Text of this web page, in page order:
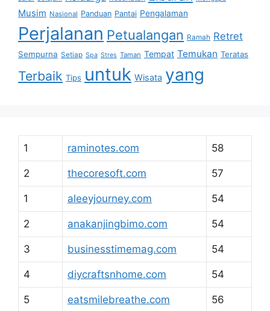
Musim Nasional Panduan Pantai Pengalaman
Perjalanan Petualangan Ramah Retret
Sempurna Setiap Spa Stres Taman Tempat Temukan Teratas
Terbaik Tips untuk Wisata yang
1 raminotes.com 58
2 thecoresoft.com 57
1 aleeyjourney.com 54
2 anakanjingbimo.com 54
3 businesstimemag.com 54
4 diycraftsnhome.com 54
5 eatsmilebreathe.com 56